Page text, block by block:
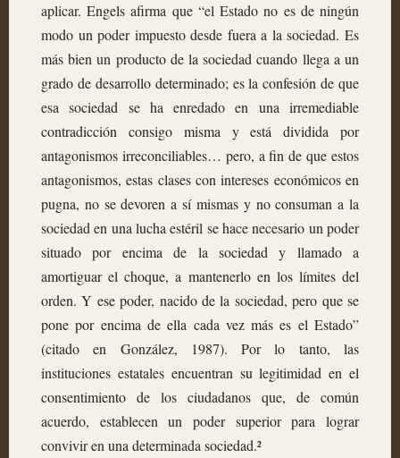
aplicar. Engels afirma que “el Estado no es de ningún
modo un poder impuesto desde fuera a la sociedad. Es
más bien un producto de la sociedad cuando llega a un
grado de desarrollo determinado; es la confesión de que
esa sociedad se ha enredado en una irremediable
contradicción consigo misma y está dividida por
antagonismos irreconciliables… pero, a fin de que estos
antagonismos, estas clases con intereses económicos en
pugna, no se devoren a sí mismas y no consuman a la
sociedad en una lucha estéril se hace necesario un poder
situado por encima de la sociedad y llamado a
amortiguar el choque, a mantenerlo en los límites del
orden. Y ese poder, nacido de la sociedad, pero que se
pone por encima de ella cada vez más es el Estado”
(citado en González, 1987). Por lo tanto, las
instituciones estatales encuentran su legitimidad en el
consentimiento de los ciudadanos que, de común
acuerdo, establecen un poder superior para lograr
convivir en una determinada sociedad.²